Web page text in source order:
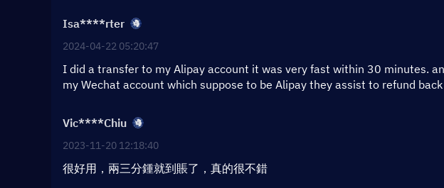
Isa****rter
2024-04-22 05:20:47
I did a transfer to my Alipay account it was very fast within 30 minutes.
my Wechat account which suppose to be Alipay they assist to refund
Vic****Chiu
2023-11-20 12:18:40
很好用，兩三分鍾就到賬了，真的很不錯